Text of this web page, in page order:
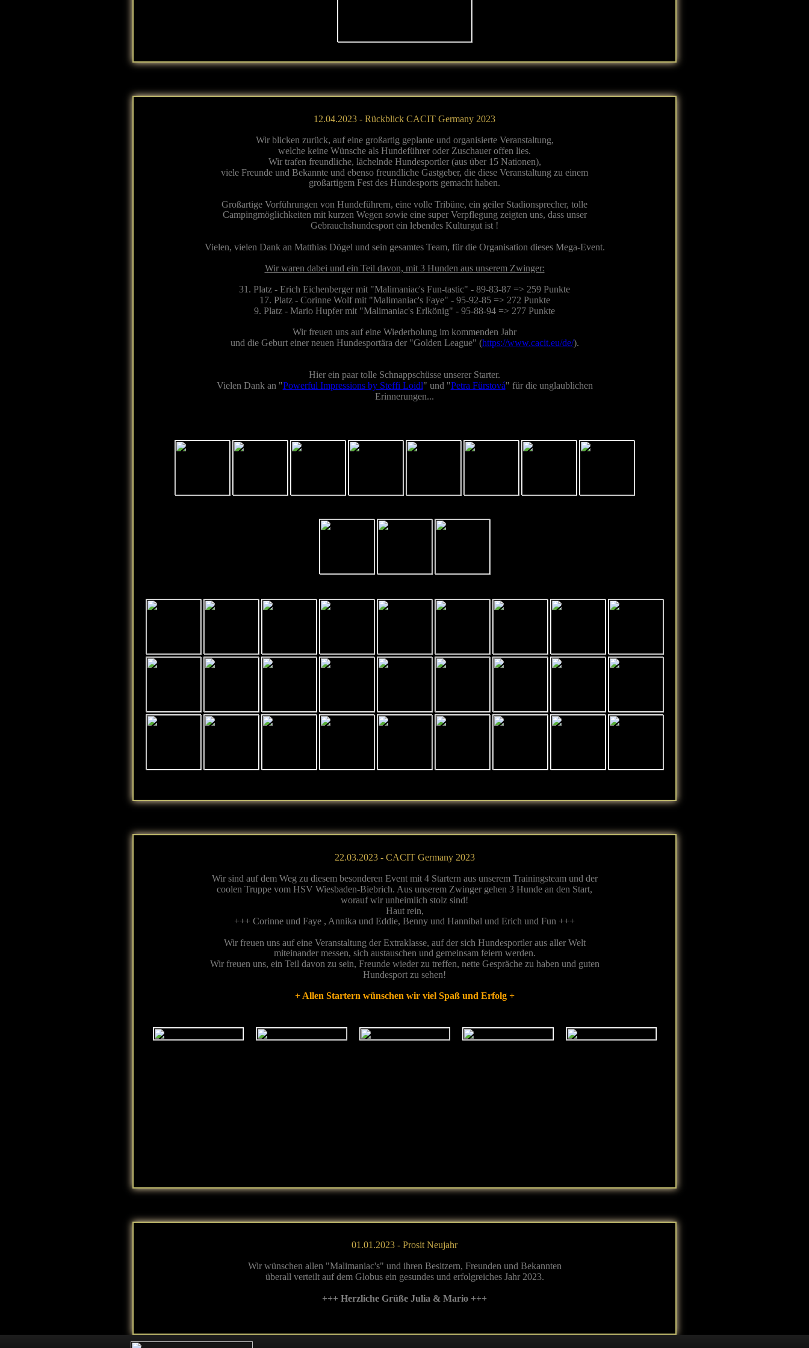
01.01.2023 - Prosit Neujahr
Wir wünschen allen "Malimaniac's" und ihren Besitzern, Freunden und Bekannten
überall verteilt auf dem Globus ein gesundes und erfolgreiches Jahr 2023.
+++ Herzliche Grüße Julia & Mario +++
22.03.2023 - CACIT Germany 2023
Wir sind auf dem Weg zu diesem besonderen Event mit 4 Startern aus unserem Trainingsteam und der
coolen Truppe vom HSV Wiesbaden-Biebrich. Aus unserem Zwinger gehen 3 Hunde an den Start,
worauf wir unheimlich stolz sind!
Haut rein,
+++ Corinne und Faye , Annika und Eddie, Benny und Hannibal und Erich und Fun +++
Wir freuen uns auf eine Veranstaltung der Extraklasse, auf der sich Hundesportler aus aller Welt
miteinander messen, sich austauschen und gemeinsam feiern werden.
Wir freuen uns, ein Teil davon zu sein, Freunde wieder zu treffen, nette Gespräche zu haben und guten
Hundesport zu sehen!
+ Allen Startern wünschen wir viel Spaß und Erfolg +
12.04.2023 - Rückblick CACIT Germany 2023
Wir blicken zurück, auf eine großartig geplante und organisierte Veranstaltung,
welche keine Wünsche als Hundeführer oder Zuschauer offen lies.
Wir trafen freundliche, lächelnde Hundesportler (aus über 15 Nationen),
viele Freunde und Bekannte und ebenso freundliche Gastgeber, die diese Veranstaltung zu einem
großartigem Fest des Hundesports gemacht haben.
Großartige Vorführungen von Hundeführern, eine volle Tribüne, ein geiler Stadionsprecher, tolle
Campingmöglichkeiten mit kurzen Wegen sowie eine super Verpflegung zeigten uns, dass unser
Gebrauchshundesport ein lebendes Kulturgut ist !
Vielen, vielen Dank an Matthias Dögel und sein gesamtes Team, für die Organisation dieses Mega-Event.
Wir waren dabei und ein Teil davon, mit 3 Hunden aus unserem Zwinger:
31. Platz - Erich Eichenberger mit "Malimaniac's Fun-tastic" - 89-83-87 => 259 Punkte
17. Platz - Corinne Wolf mit "Malimaniac's Faye" - 95-92-85 => 272 Punkte
9. Platz - Mario Hupfer mit "Malimaniac's Erlkönig" - 95-88-94 => 277 Punkte
Wir freuen uns auf eine Wiederholung im kommenden Jahr
und die Geburt einer neuen Hundesportära der "Golden League" (https://www.cacit.eu/de/).
Hier ein paar tolle Schnappschüsse unserer Starter.
Vielen Dank an "Powerful Impressions by Steffi Loidl" und "Petra Fürstová" für die unglaublichen
Erinnerungen...